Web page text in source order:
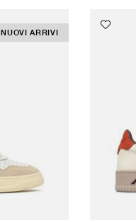
NUOVI ARRIVI